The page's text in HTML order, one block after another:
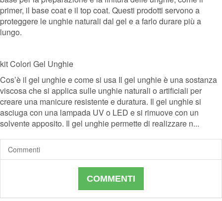
primer, il base coat e il top coat. Questi prodotti servono a
proteggere le unghie naturali dal gel e a farlo durare più a
lungo.
kit Colori Gel Unghie
Cos’è il gel unghie e come si usa Il gel unghie è una sostanza
viscosa che si applica sulle unghie naturali o artificiali per
creare una manicure resistente e duratura. Il gel unghie si
asciuga con una lampada UV o LED e si rimuove con un
solvente apposito. Il gel unghie permette di realizzare n...
Commenti
COMMENTI